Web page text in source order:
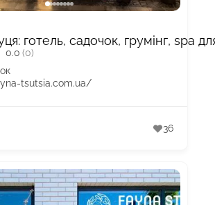
готель, садочок, грумінг, spa
0.0 (0)
tsutsia.com.ua/
36